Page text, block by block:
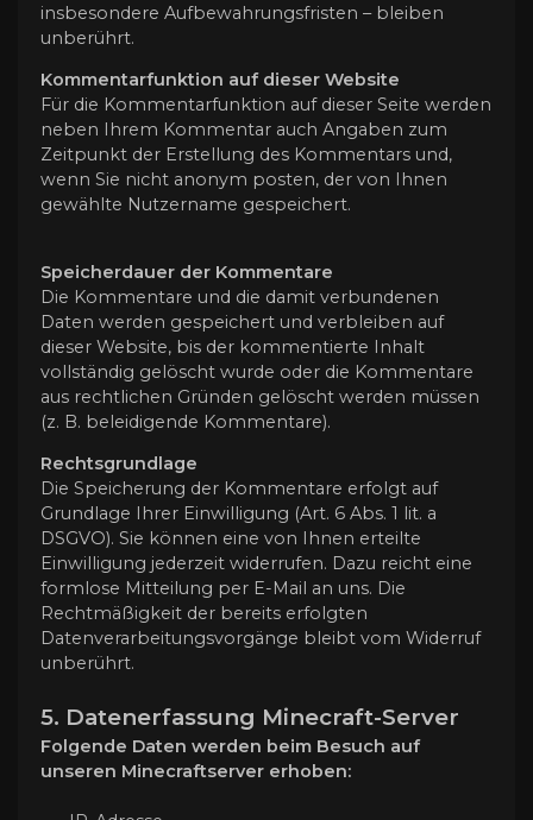
insbesondere Aufbewahrungsfristen – bleiben
unberührt.
Kommentar­funktion auf dieser Website
Für die Kommentarfunktion auf dieser Seite werden
neben Ihrem Kommentar auch Angaben zum
Zeitpunkt der Erstellung des Kommentars und,
wenn Sie nicht anonym posten, der von Ihnen
gewählte Nutzername gespeichert.
Speicherdauer der Kommentare
Die Kommentare und die damit verbundenen
Daten werden gespeichert und verbleiben auf
dieser Website, bis der kommentierte Inhalt
vollständig gelöscht wurde oder die Kommentare
aus rechtlichen Gründen gelöscht werden müssen
(z. B. beleidigende Kommentare).
Rechtsgrundlage
Die Speicherung der Kommentare erfolgt auf
Grundlage Ihrer Einwilligung (Art. 6 Abs. 1 lit. a
DSGVO). Sie können eine von Ihnen erteilte
Einwilligung jederzeit widerrufen. Dazu reicht eine
formlose Mitteilung per E-Mail an uns. Die
Rechtmäßigkeit der bereits erfolgten
Datenverarbeitungsvorgänge bleibt vom Widerruf
unberührt.
5. Datenerfassung Minecraft-Server
Folgende Daten werden beim Besuch auf
unseren Minecraftserver erhoben: